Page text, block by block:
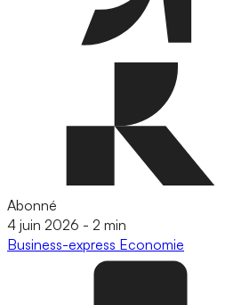
Abonné
4 juin 2026 - 2 min
Business-express Economie